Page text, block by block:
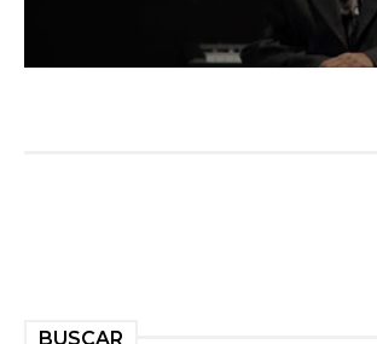
BUSCAR